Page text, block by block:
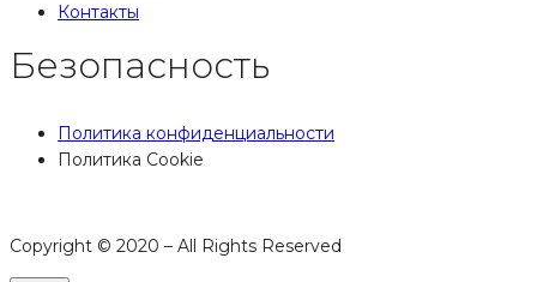
Контакты
Безопасность
Политика конфиденциальности
Политика Cookie
Copyright © 2020 – All Rights Reserved